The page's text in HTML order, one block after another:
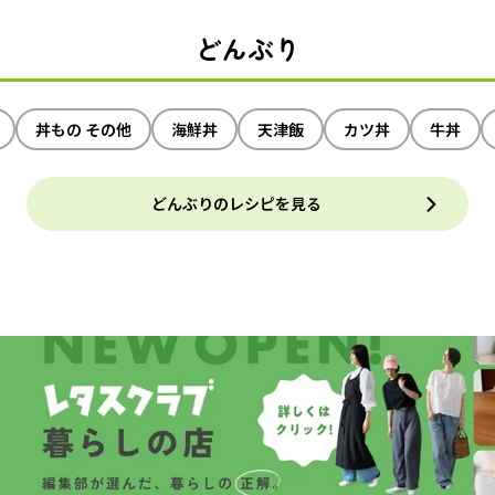
どんぶり
丼もの その他 海鮮丼 天津飯 カツ丼 牛丼
どんぶりのレシピを見る